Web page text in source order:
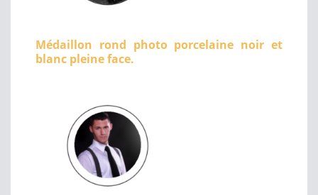
Médaillon rond photo porcelaine noir et
blanc pleine face.